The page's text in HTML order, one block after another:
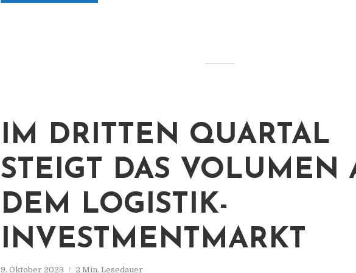
IM DRITTEN QUARTAL
STEIGT DAS VOLUMEN
DEM LOGISTIK-
INVESTMENTMARKT
9. Oktober 2023 2 Min. Lesedauer